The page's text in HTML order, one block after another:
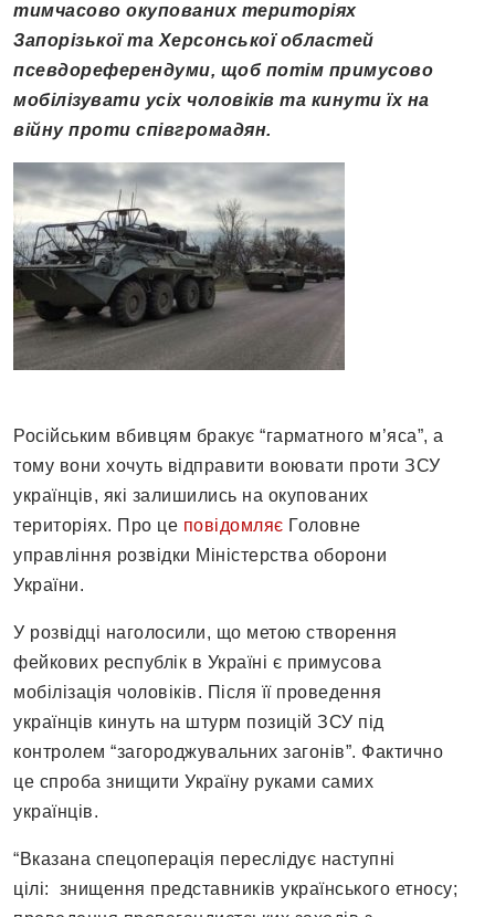
тимчасово окупованих територіях
Запорізької та Херсонської областей
псевдореферендуми, щоб потім примусово
мобілізувати усіх чоловіків та кинути їх на
війну проти співгромадян.
Російським вбивцям бракує “гарматного м’яса”, а
тому вони хочуть відправити воювати проти ЗСУ
українців, які залишились на окупованих
територіях. Про це повідомляє Головне
управління розвідки Міністерства оборони
України.
У розвідці наголосили, що метою створення
фейкових республік в Україні є примусова
мобілізація чоловіків. Після її проведення
українців кинуть на штурм позицій ЗСУ під
контролем “загороджувальних загонів”. Фактично
це спроба знищити Україну руками самих
українців.
“Вказана спецоперація переслідує наступні
цілі: знищення представників українського етносу;